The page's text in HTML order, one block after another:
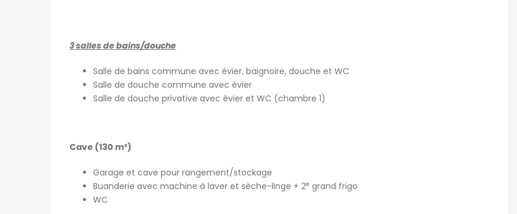
3 salles de bains/douche
Salle de bains commune avec évier, baignoire, douche et WC
Salle de douche commune avec évier
Salle de douche privative avec évier et WC (chambre 1)
Cave (130 m²)
Garage et cave pour rangement/stockage
Buanderie avec machine à laver et sèche-linge + 2e grand frigo
WC